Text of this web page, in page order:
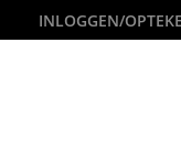
INLOGGEN/